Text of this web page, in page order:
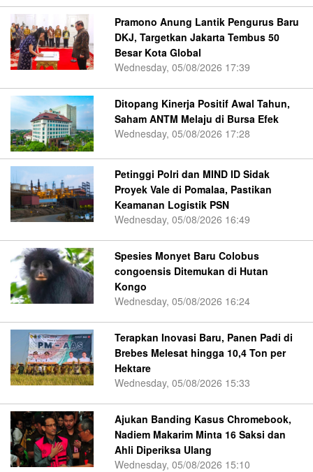
Pramono Anung Lantik Pengurus Baru
DKJ, Targetkan Jakarta Tembus 50
Besar Kota Global
Wednesday, 05/08/2026 17:39
Ditopang Kinerja Positif Awal Tahun,
Saham ANTM Melaju di Bursa Efek
Wednesday, 05/08/2026 17:28
Petinggi Polri dan MIND ID Sidak
Proyek Vale di Pomalaa, Pastikan
Keamanan Logistik PSN
Wednesday, 05/08/2026 16:49
Spesies Monyet Baru Colobus
congoensis Ditemukan di Hutan
Kongo
Wednesday, 05/08/2026 16:24
Terapkan Inovasi Baru, Panen Padi di
Brebes Melesat hingga 10,4 Ton per
Hektare
Wednesday, 05/08/2026 15:33
Ajukan Banding Kasus Chromebook,
Nadiem Makarim Minta 16 Saksi dan
Ahli Diperiksa Ulang
Wednesday, 05/08/2026 15:10